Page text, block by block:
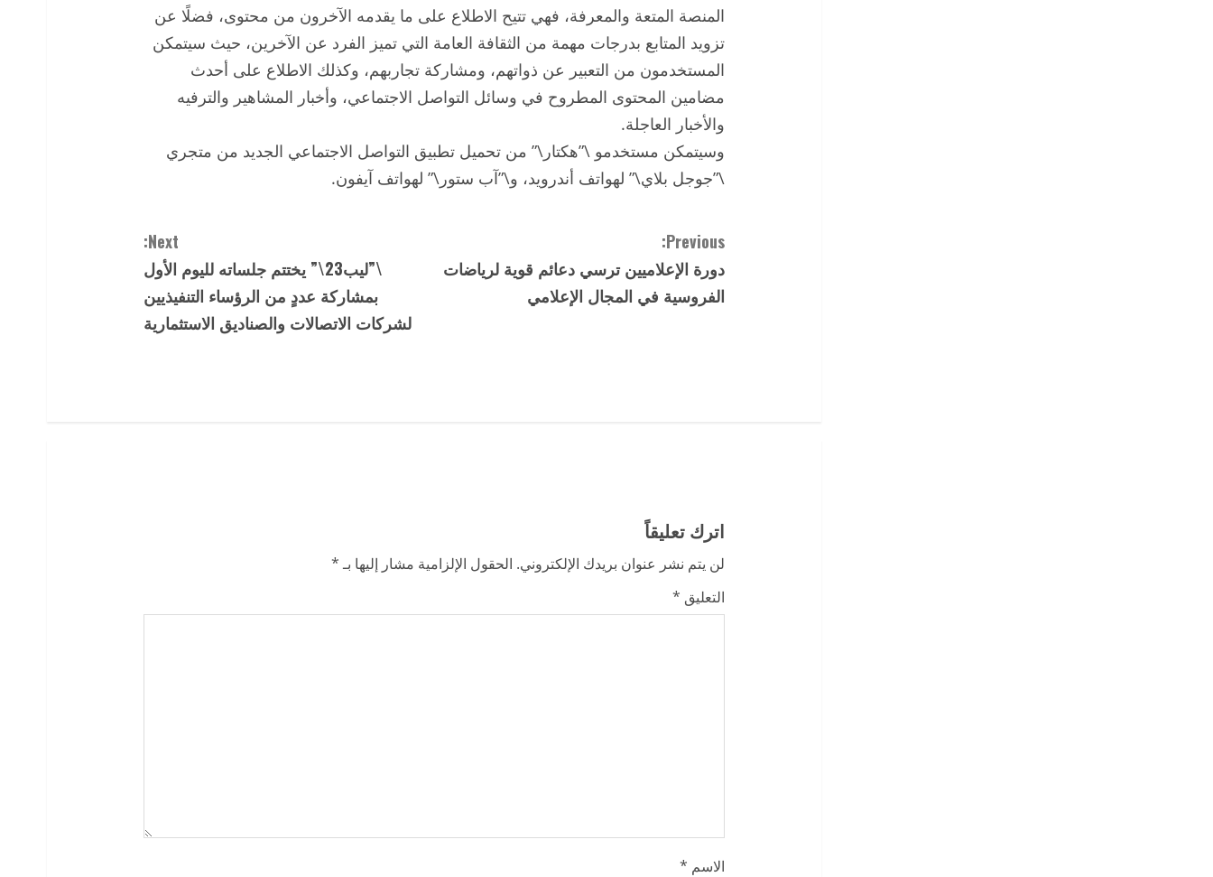
المنصة المتعة والمعرفة، فهي تتيح الاطلاع على ما يقدمه الآخرون من محتوى، فضلًا عن
تزويد المتابع بدرجات مهمة من الثقافة العامة التي تميز الفرد عن الآخرين، حيث سيتمكن
المستخدمون من التعبير عن ذواتهم، ومشاركة تجاربهم، وكذلك الاطلاع على أحدث
مضامين المحتوى المطروح في وسائل التواصل الاجتماعي، وأخبار المشاهير والترفيه
والأخبار العاجلة.
وسيتمكن مستخدمو \”هكتار\” من تحميل تطبيق التواصل الاجتماعي الجديد من متجري
\”جوجل بلاي\” لهواتف أندرويد، و\”آب ستور\” لهواتف آيفون.
C
o
R
e
a
Previous:
دورة الإعلاميين ترسي دعائم قوية لرياضات
الفروسية في المجال الإعلامي
Next:
\”ليب23\” يختتم جلساته لليوم الأول
بمشاركة عددٍ من الرؤساء التنفيذيين
لشركات الاتصالات والصناديق الاستثمارية
اترك تعليقاً
لن يتم نشر عنوان بريدك الإلكتروني. الحقول الإلزامية مشار إليها بـ*
التعليق *
الاسم *